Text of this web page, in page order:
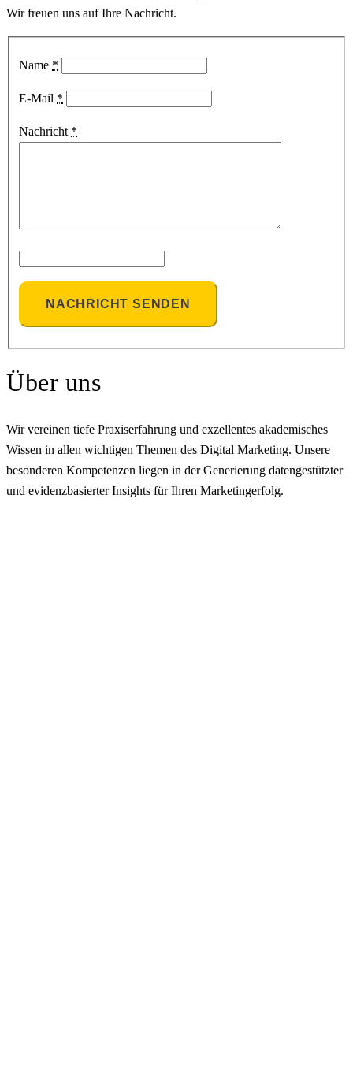
Wir freuen uns auf Ihre Nachricht.
Name *
E-Mail *
Nachricht *
Über uns
Wir vereinen tiefe Praxiserfahrung und exzellentes akademisches
Wissen in allen wichtigen Themen des Digital Marketing. Unsere
besonderen Kompetenzen liegen in der Generierung datengestützter
und evidenzbasierter Insights für Ihren Marketingerfolg.